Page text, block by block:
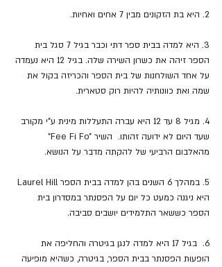
2. היא בת הזקונים מבין 7 אחים ואחיות.
3. היא למדה בבית ספר דתי וכבר בגיל 7 סגל בית
הספר זיהה את כשרון השירה שלה. בגיל 12 היא נעמדה
על אחד השולחנות של בית הספר והכריזה בקול את
שמה ואת כוונותיה להיות רוק סטארית.
4. מגיל 8 עד 12 היא עברה התעללות מינית ע"י מקורב
שעד היום לא ידועה זהותו.  השיר "Fee Fi Fo"
מהאלבום הרביעי של להקתה מדבר על הנושא.
היא ניגנה כמעט כל יום על הפסנתר במסדרון בית
הספר כששאר התלמידים יושבים סביבה.
6.  בגיל 17 היא למדה לנגן בגיטרה והחליפה את
הופעות הפסנתר בבית הספר, בגיטרה, כשהיא מופיעה